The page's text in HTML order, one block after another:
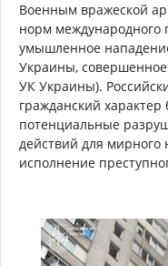
Военным вражеской
норм международного
умышленное
Украины, совершенное
УК Украины).
гражданский
потенциальные
действий для мирного
исполнение